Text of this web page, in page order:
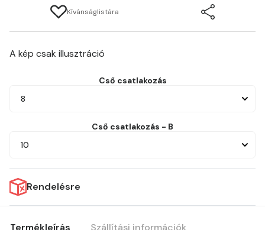
Kívánságlistára
A kép csak illusztráció
Cső csatlakozás
8
Cső csatlakozás - B
10
Rendelésre
Termékleírás Szállítási információk